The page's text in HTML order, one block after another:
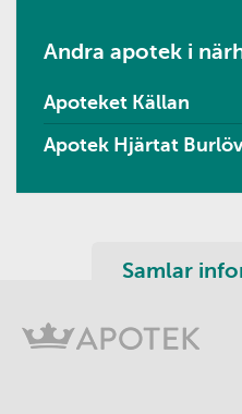
Andra apotek i
Apoteket Källan
Apotek Hjärtat
Samlar